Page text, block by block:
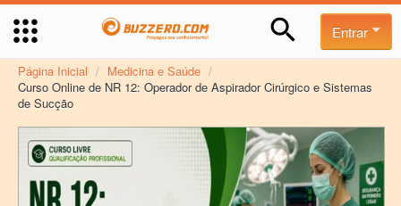
Entrar
Página Inicial / Medicina e Saúde /
Curso Online de NR 12: Operador de Aspirador Cirúrgico e Sistemas
de Sucção